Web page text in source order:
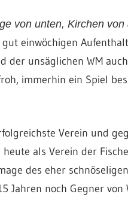
von unten, Kirchen
einwöchigen
der unsäglichen WM
immerhin ein Spiel
Verein und
als Verein der
des eher
Jahren noch Gegner